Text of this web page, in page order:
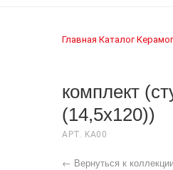
Главная›Каталог›
комплект
(14,5x120))
АРТ. KA00
← Вернуться к